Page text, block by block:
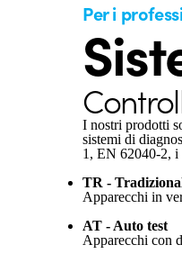
Per i
I nostri prodotti
sistemi di
1, EN 62040-2, i
TR -
Apparecchi in
AT - Auto test
Apparecchi con